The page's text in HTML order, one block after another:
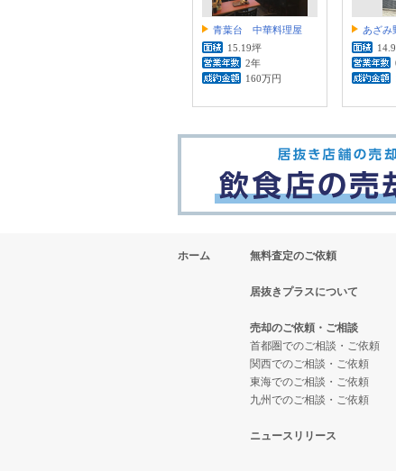
青葉台 中華料理屋
15.19坪
2年
160万円
あざ
ホーム 無料査定のご依頼
居抜きプラスについて
売却のご依頼・ご相談
首都圏でのご相談・ご依頼
関西でのご相談・ご依頼
東海でのご相談・ご依頼
九州でのご相談・ご依頼
ニュースリリース